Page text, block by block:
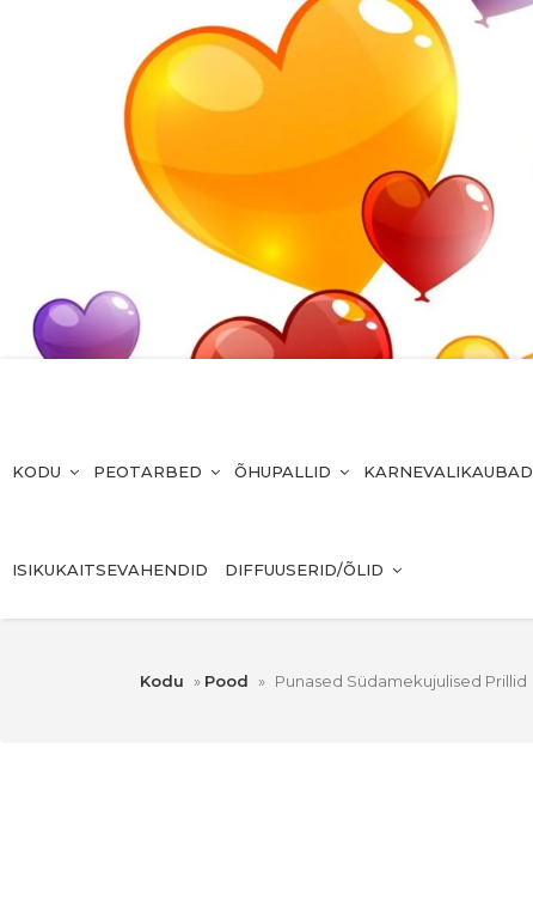
KODU PEOTARBED ÕHUPALLID KARNEVALIKAUBAD
ISIKUKAITSEVAHENDID DIFFUUSERID/ÕLID
Kodu » Pood » Punased Südamekujulised Prillid